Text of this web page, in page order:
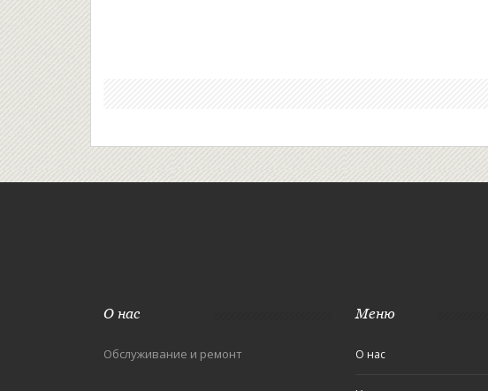
О нас
Обслуживание и ремонт
Меню
О нас